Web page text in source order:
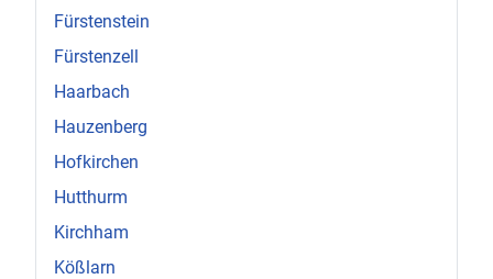
Fürstenstein
Fürstenzell
Haarbach
Hauzenberg
Hofkirchen
Hutthurm
Kirchham
Kößlarn